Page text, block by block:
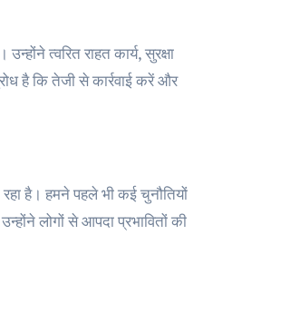
त्वरित राहत कार्य, सुरक्षा
है कि तेजी से कार्रवाई करें और
है। हमने पहले भी कई चुनौतियों
लोगों से आपदा प्रभावितों की